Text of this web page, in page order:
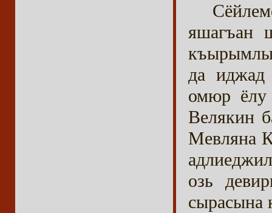
яшагъан
да иджад
омюр ёлу
Велякин
Мевляна
озь
сырасына